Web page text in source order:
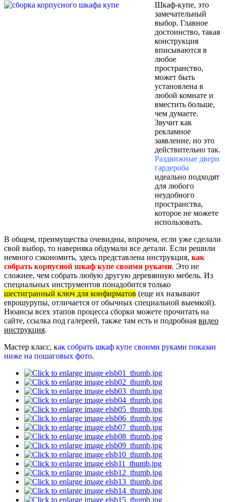
Шкаф-купе, это
замечательный
выбор. Главное
достоинство, такая
конструкция
вписываются в
любое
пространство,
может быть
установлена в
любой комнате и
вместить больше,
чем думаете.
Звучит как
рекламное
заявление, но это
действительно так.
Раздвижные двери
гардероба
идеально подходят
для любого
неудобного
пространства,
которое не можете
использовать.
В общем, преимущества очевидны, впрочем, если уже сделали
свой выбор, то наверняка обдумали все детали. Если решили
немного сэкономить, здесь представлена инструкция, как
собрать корпусной шкаф купе своими руками. Это не
сложнее, чем собрать любую другую деревянную мебель. Из
специальных инструментов понадобится только
шестигранный ключ для конфирматов (еще их называют
еврошурупы, отличается от обычных специальной выемкой).
Нюансы всех этапов процесса сборки можете прочитать на
сайте, ссылка под галереей, также там есть и подробная видео
инструкция.
Мастер класс, как собрать шкаф купе своими руками показан
ниже на пошаговых фото.